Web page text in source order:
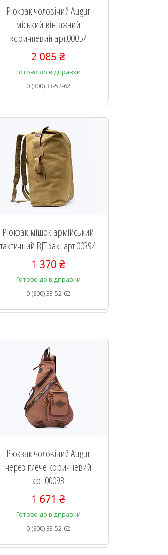
Рюкзак чоловічий Augur
міський вінтажний
коричневий арт.00057
2 085 ₴
Готово до відправки
0 (800) 33-52-62
Рюкзак мішок армійський
тактичний BJT хакі арт.00394
1 370 ₴
Готово до відправки
0 (800) 33-52-62
Рюкзак чоловічий Augur
через плече коричневий
арт.00093
1 671 ₴
Готово до відправки
0 (800) 33-52-62